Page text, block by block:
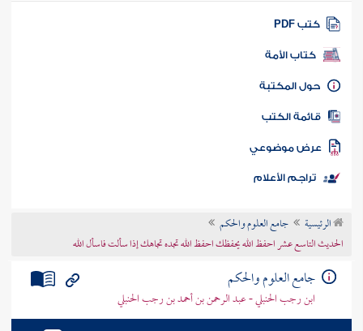
كتب PDF
كتاب الأمة
المكتبة
الكتب
موضوعي
تراجم الأعلام
الرئيسية
جامع العلوم والحكم
الحديث التاسع عشر احفظ الله يحفظك احفظ الله تجده تجاهك إذا سألت فاسأل الله
جامع العلوم والحكم
ابن رجب الحنبلي - عبد الرحمن بن أحمد بن رجب الحنبلي